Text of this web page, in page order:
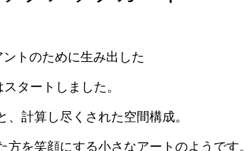
トのために生み出した
タートしました。
計算し尽くされた空間構成。
を笑顔にする小さなアートのようです。